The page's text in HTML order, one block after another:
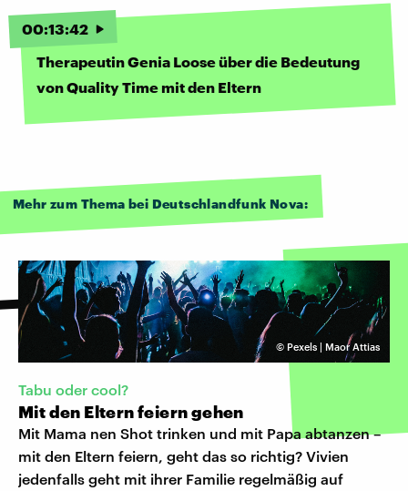
00:13:42
Therapeutin Genia Loose über die Bedeutung
von Quality Time mit den Eltern
Mehr zum Thema bei Deutschlandfunk Nova:
© Pexels | Maor Attias
Tabu oder cool?
Mit den Eltern feiern gehen
Mit Mama nen Shot trinken und mit Papa abtanzen –
mit den Eltern feiern, geht das so richtig? Vivien
jedenfalls geht mit ihrer Familie regelmäßig auf